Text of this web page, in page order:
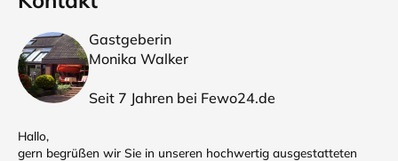
Gastgeberin
Monika Walker
Seit 7 Jahren bei Fewo24.de
Hallo,
gern begrüßen wir Sie in unseren hochwertig ausgestatteten